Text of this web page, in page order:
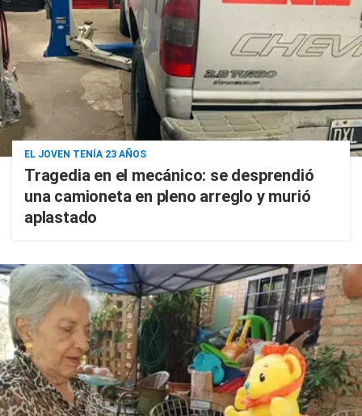
EL JOVEN TENÍA 23 AÑOS
Tragedia en el mecánico: se desprendió
una camioneta en pleno arreglo y murió
aplastado